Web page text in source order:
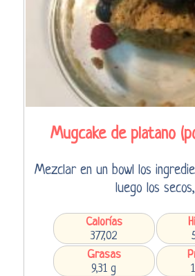
Mugcake de platano
Mezclar en un bowl los
luego los secos,
Calorías
377,02
Grasas
9,31 g